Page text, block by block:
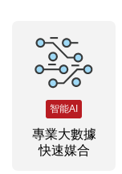
智能AI
專業大數據
快速媒合